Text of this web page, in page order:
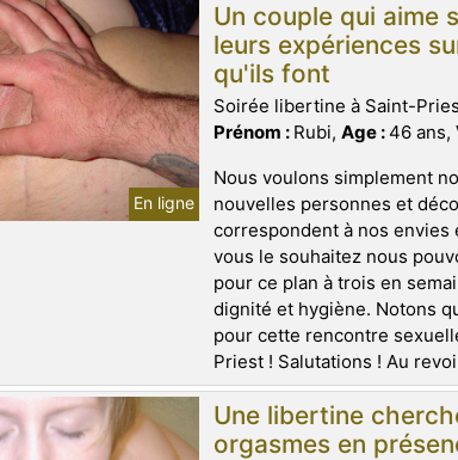
En ligne
Un couple qui aime
leurs expériences
qu'ils font
Soirée libertine à Saint-
Prénom : Rubi, Age :46 ans,
Nous voulons simplement
nouvelles personnes et
correspondent à nos envies
vous le souhaitez nous
pour ce plan à trois en
dignité et hygiène. Notons
pour cette rencontre
Priest ! Salutations ! Au
Une libertine
orgasmes en